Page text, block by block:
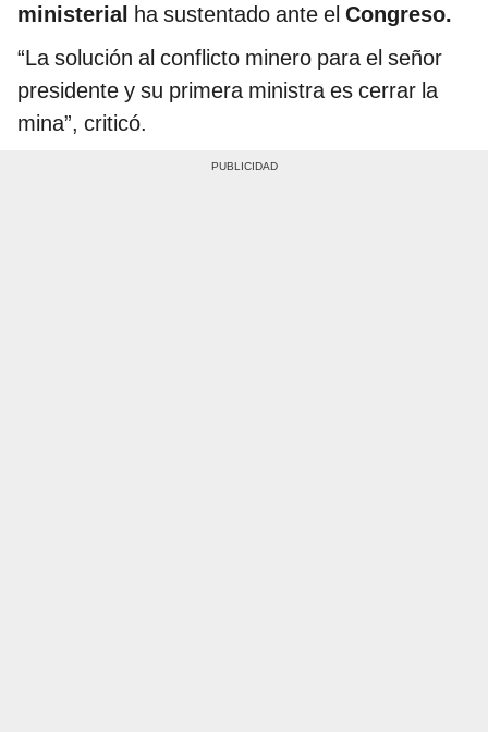
ministerial ha sustentado ante el Congreso.
“La solución al conflicto minero para el señor
presidente y su primera ministra es cerrar la
mina”, criticó.